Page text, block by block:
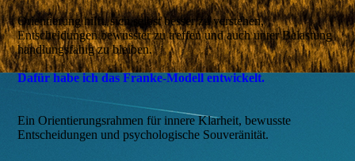
Orientierung hilft, sich selbst besser zu verstehen,
Entscheidungen bewusster zu treffen und auch unter Belastung
handlungsfähig zu bleiben.
Dafür habe ich das Franke-Modell entwickelt.
Ein Orientierungsrahmen für innere Klarheit, bewusste
Entscheidungen und psychologische Souveränität.